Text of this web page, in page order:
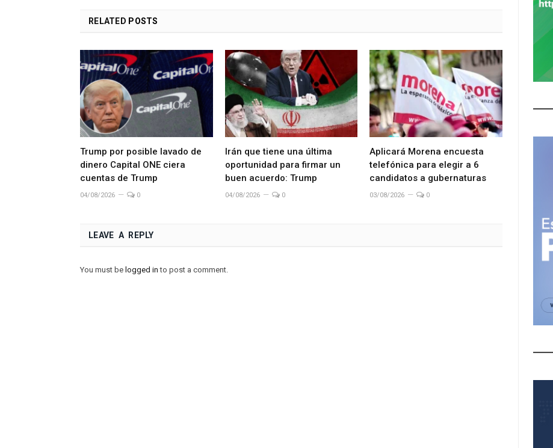
RELATED POSTS
Trump por posible lavado de
dinero Capital ONE ciera
cuentas de Trump
04/08/2026 0
Irán que tiene una última
oportunidad para firmar un
buen acuerdo: Trump
04/08/2026 0
Aplicará Morena encuesta
telefónica para elegir a 6
candidatos a gubernaturas
03/08/2026 0
LEAVE A REPLY
You must be logged in to post a comment.